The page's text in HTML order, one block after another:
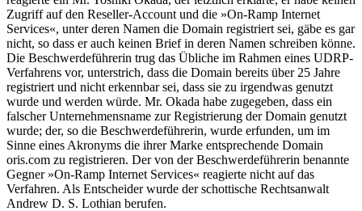
Zugriff auf den Reseller-Account und die »On-Ramp Internet
Services«, unter deren Namen die Domain registriert sei, gäbe es gar
nicht, so dass er auch keinen Brief in deren Namen schreiben könne.
Die Beschwerdeführerin trug das Übliche im Rahmen eines UDRP-
Verfahrens vor, unterstrich, dass die Domain bereits über 25 Jahre
registriert und nicht erkennbar sei, dass sie zu irgendwas genutzt
wurde und werden würde. Mr. Okada habe zugegeben, dass ein
falscher Unternehmensname zur Registrierung der Domain genutzt
wurde; der, so die Beschwerdeführerin, wurde erfunden, um im
Sinne eines Akronyms die ihrer Marke entsprechende Domain
oris.com zu registrieren. Der von der Beschwerdeführerin benannte
Gegner »On-Ramp Internet Services« reagierte nicht auf das
Verfahren. Als Entscheider wurde der schottische Rechtsanwalt
Andrew D. S. Lothian berufen.